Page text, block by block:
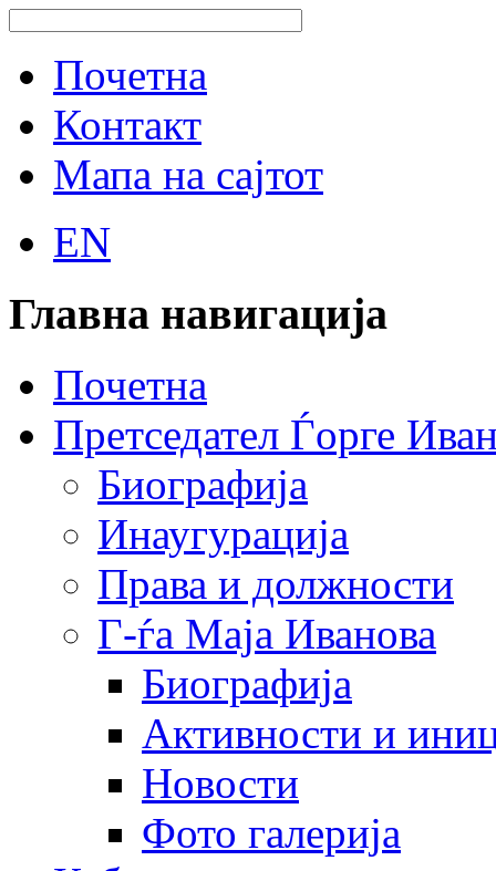
Почетна
Контакт
Мапа на сајтот
EN
Главна навигација
Почетна
Претседател Ѓорге
Биографија
Инаугурација
Права и должности
Г-ѓа Маја Иванова
Биографија
Активности и
Новости
Фото галерија